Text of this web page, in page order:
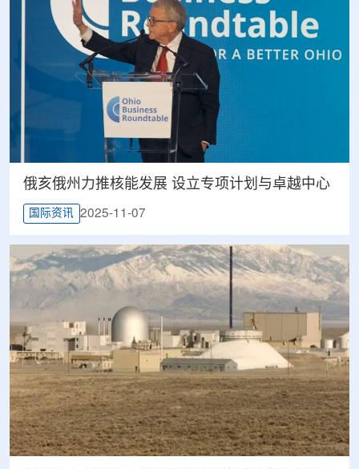
俄亥俄州力推核能发展 设立专项计划与卓越中心
国际资讯 2025-11-07